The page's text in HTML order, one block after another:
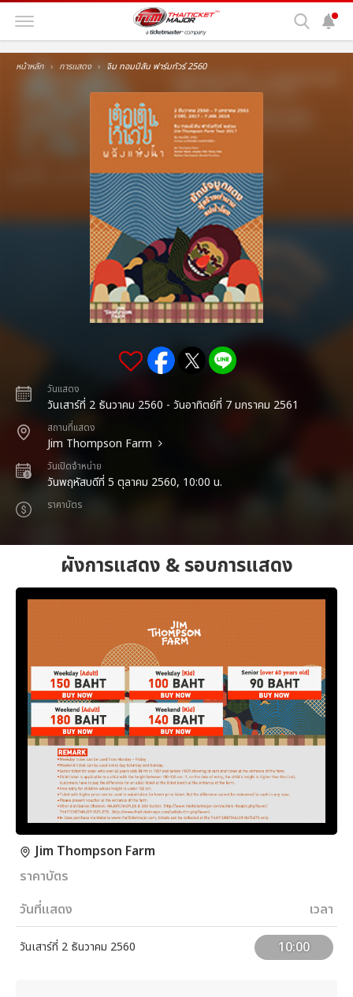
หน้าหลัก การแสดง จิม ทอมป์สัน ฟาร์มทัวร์ 2560
วันแสดง
วันเสาร์ที่ 2 ธันวาคม 2560 - วันอาทิตย์ที่ 7 มกราคม 2561
สถานที่แสดง
Jim Thompson Farm
วันเปิดจำหน่าย
วันพฤหัสบดีที่ 5 ตุลาคม 2560, 10:00 น.
ราคาบัตร
ผังการแสดง & รอบการแสดง
Jim Thompson Farm
ราคาบัตร
วันที่แสดง
เวลา
วันเสาร์ที่ 2 ธันวาคม 2560 10:00